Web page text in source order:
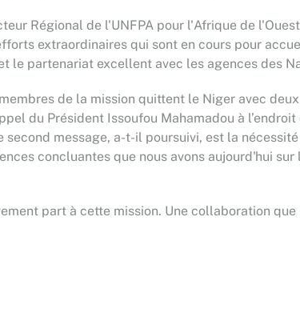
Régional de l'UNFPA pour l'Afrique de
extraordinaires qui sont en cours pour
le partenariat excellent avec les agences des
de la mission quittent le Niger avec
du Président Issoufou Mahamadou à
message, a-t-il poursuivi, est la
concluantes que nous avons aujourd'hui
part à cette mission. Une collaboration